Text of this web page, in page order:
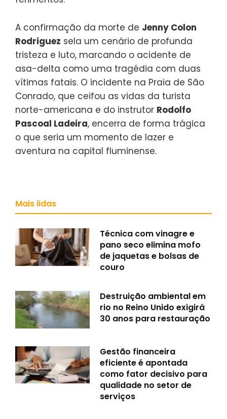
A confirmação da morte de Jenny Colon
Rodriguez sela um cenário de profunda
tristeza e luto, marcando o acidente de
asa-delta como uma tragédia com duas
vítimas fatais. O incidente na Praia de São
Conrado, que ceifou as vidas da turista
norte-americana e do instrutor Rodolfo
Pascoal Ladeira, encerra de forma trágica
o que seria um momento de lazer e
aventura na capital fluminense.
Mais lidas
Técnica com vinagre e
pano seco elimina mofo
de jaquetas e bolsas de
couro
Destruição ambiental em
rio no Reino Unido exigirá
30 anos para restauração
Gestão financeira
eficiente é apontada
como fator decisivo para
qualidade no setor de
serviços